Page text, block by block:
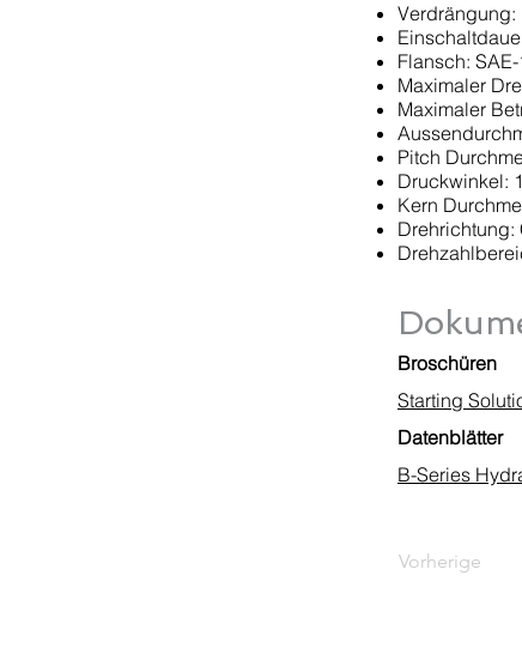
Verdrängung:
Flansch: SAE-
Maximaler
Maximaler
Pitch
Druckwinkel:
Kern
Drehrichtung:
Broschüren
Starting
Datenblätter
B-Series
Vorherige